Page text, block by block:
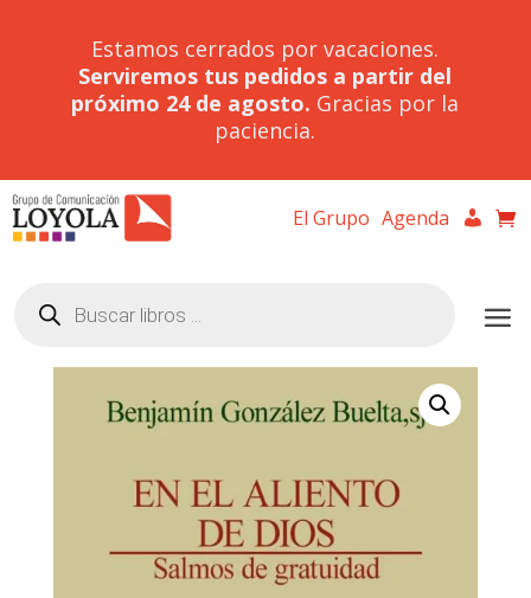
Estamos cerrados por vacaciones.
Serviremos tus pedidos a partir del
próximo 24 de agosto. Gracias por la
paciencia.
El Grupo Agenda
productos